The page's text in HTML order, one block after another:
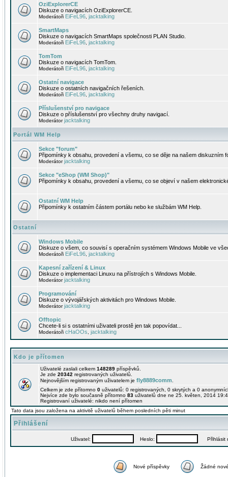
OziExplorerCE
Diskuze o navigacích OziExplorerCE.
Moderátoři EiFeL96 jacktalking
SmartMaps
Diskuze o navigacích SmartMaps společnosti PLAN Studio.
Moderátoři EiFeL96 jacktalking
TomTom
Diskuze o navigacích TomTom.
Moderátoři EiFeL96 jacktalking
Ostatní navigace
Diskuze o ostatních navigačních řešeních.
Moderátoři EiFeL96 jacktalking
Příslušenství pro navigace
Diskuze o příslušenství pro všechny druhy navigací.
Moderátorjacktalking
Portál WM Help
Sekce "forum"
Připomínky k obsahu, provedení a všemu, co se děje na našem diskuzním
Moderátorjacktalking
Sekce "eShop (WM Shop)"
Připomínky k obsahu, provedení a všemu, co se objeví v našem
Ostatní WM Help
Připomínky k ostatním částem portálu nebo ke službám WM Help.
Ostatní
Windows Mobile
Diskuze o všem, co souvisí s operačním systémem Windows Mobile ve
Moderátoři EiFeL96 jacktalking
Kapesní zařízení & Linux
Diskuze o implementaci Linuxu na přístrojích s Windows Mobile.
Moderátorjacktalking
Programování
Diskuze o vývojářských aktivitách pro Windows Mobile.
Moderátorjacktalking
Offtopic
Chcete-li si s ostatními uživateli prostě jen tak popovídat...
Moderátoři cHaOOs jacktalking
Kdo je přítomen
Uživatelé zaslali celkem 148289 příspěvků.
Je zde 20342 registrovaných uživatelů.
Nejnovějším registrovaným uživatelem je fly8889comm
Celkem je zde přítomno 0 uživatelů: 0 registrovaných, 0 skrytých a 0
Nejvíce zde bylo současně přítomno 83 uživatelů dne ne 25. květen, 2014
Registrovaní uživatelé: nikdo není přítomen
Tato data jsou založena na aktivitě uživatelů během posledních pěti minut
Přihlášení
Uživatel: Heslo: Přihlásit
Nové příspěvky Žádné